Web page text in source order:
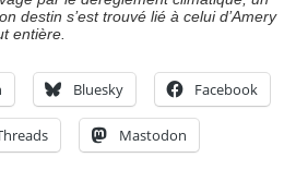
destin s’est trouvé lié à celui d’Amery
entière.
Bluesky Facebook
Mastodon